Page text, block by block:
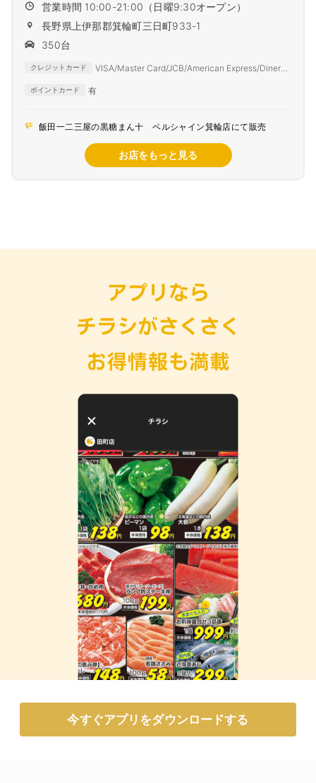
営業時間 10:00-21:00（日曜9:30オープン）
長野県上伊那郡箕輪町三日町933-1
350台
クレジットカード
VISA/Master Card/JCB/American Express/Diners
ポイントカード 有
飯田一二三屋の黒糖まん十 ベルシャイン箕輪店にて販売
お店をもっと見る
今すぐアプリをダウンロードする